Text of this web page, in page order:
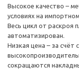
Высокое качество –
условиях на
Весь цикл от раскроя
автоматизирован.
Низкая цена – за счёт
сокращаются